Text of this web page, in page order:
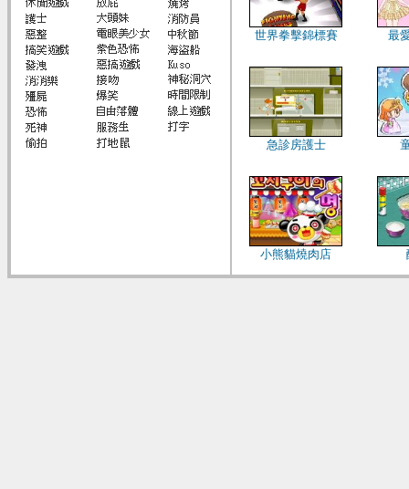
世界拳擊錦標賽 最
急診房護士
小熊貓燒肉店